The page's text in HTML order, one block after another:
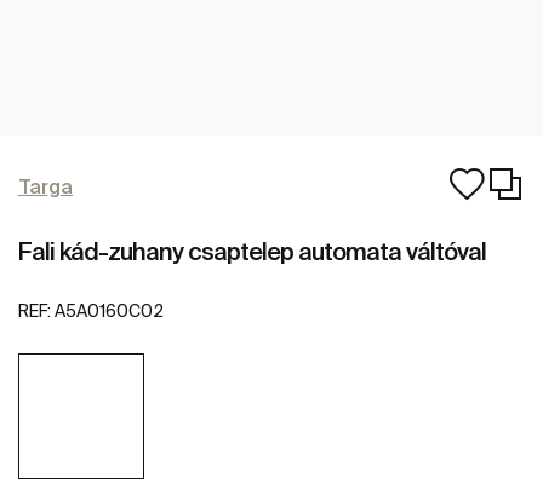
Targa
Fali kád-zuhany csaptelep automata váltóval
REF: A5A0160C02